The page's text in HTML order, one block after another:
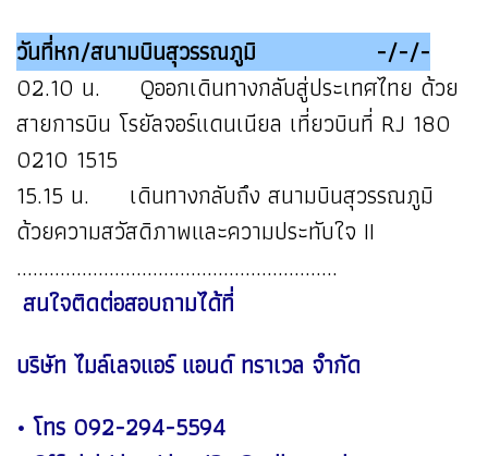
วันที่หก/สนามบินสุวรรณภูมิ -/-/-
02.10 น. Qออกเดินทางกลับสู่ประเทศไทย ด้วย
สายการบิน โรยัลจอร์แดนเนียล เที่ยวบินที่ RJ 180
0210 1515
15.15 น. เดินทางกลับถึง สนามบินสุวรรณภูมิ
ด้วยความสวัสดิภาพและความประทับใจ II
...........................................................
สนใจติดต่อสอบถามได้ที่
บริษัท ไมล์เลจแอร์ แอนด์ ทราเวล จำกัด
• โทร 092-294-5594